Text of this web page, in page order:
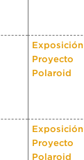
Exposición
Proyecto
Polaroid
Exposición
Proyecto
Polaroid